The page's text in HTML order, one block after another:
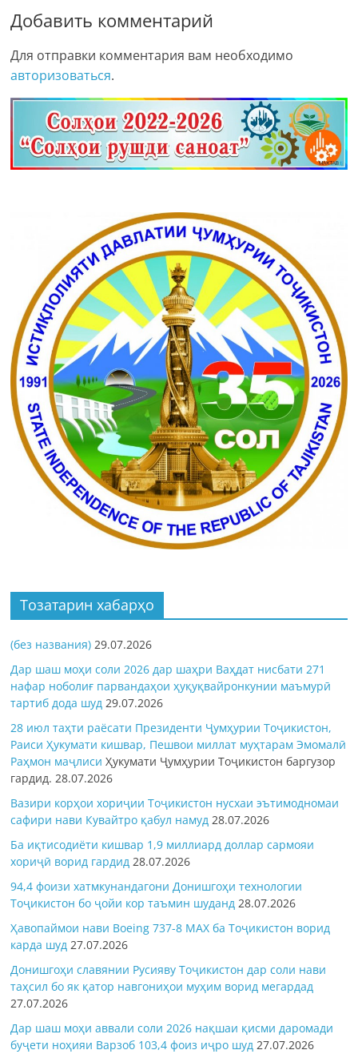
Добавить комментарий
Для отправки комментария вам необходимо
авторизоваться.
Тозатарин хабарҳо
(без названия) 29.07.2026
Дар шаш моҳи соли 2026 дар шаҳри Ваҳдат нисбати 271
нафар ноболиғ парвандаҳои ҳуқуқвайронкунии маъмурӣ
тартиб дода шуд 29.07.2026
28 июл таҳти раёсати Президенти Ҷумҳурии Тоҷикистон,
Раиси Ҳукумати кишвар, Пешвои миллат муҳтарам Эмомалӣ
Раҳмон маҷлисиҲукумати Ҷумҳурии Тоҷикистон баргузор
гардид.28.07.2026
Вазири корҳои хориҷии Тоҷикистон нусхаи эътимодномаи
сафири нави Кувайтро қабул намуд 28.07.2026
Ба иқтисодиёти кишвар 1,9 миллиард доллар сармояи
хориҷӣ ворид гардид 28.07.2026
94,4 фоизи хатмкунандагони Донишгоҳи технологии
Тоҷикистон бо ҷойи кор таъмин шуданд 28.07.2026
Ҳавопаймои нави Boeing 737-8 MAX ба Тоҷикистон ворид
карда шуд 27.07.2026
Донишгоҳи славянии Русияву Тоҷикистон дар соли нави
таҳсил бо як қатор навгониҳои муҳим ворид мегардад
27.07.2026
Дар шаш моҳи аввали соли 2026 нақшаи қисми даромади
буҷети ноҳияи Варзоб 103,4 фоиз иҷро шуд 27.07.2026